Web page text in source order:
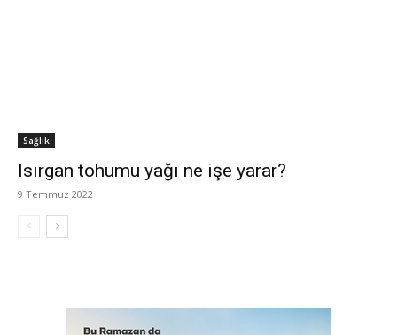
Sağlık
Isırgan tohumu yağı ne işe yarar?
9 Temmuz 2022